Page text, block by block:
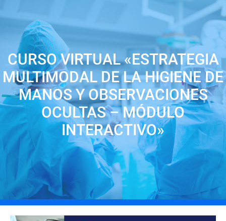
CURSO VIRTUAL «ESTRATEGIA
MULTIMODAL DE LA HIGIENE DE
MANOS Y OBSERVACIONES
OCULTAS – MÓDULO
INTERACTIVO»